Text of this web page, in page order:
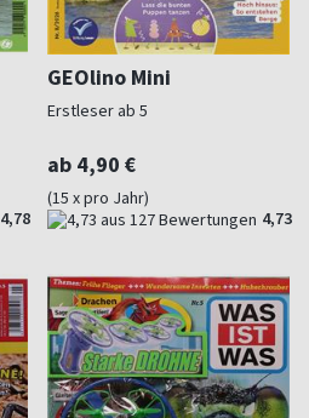
4,78
GEOlino Mini
Erstleser ab 5
ab 4,90 €
(15 x pro Jahr)
4,73